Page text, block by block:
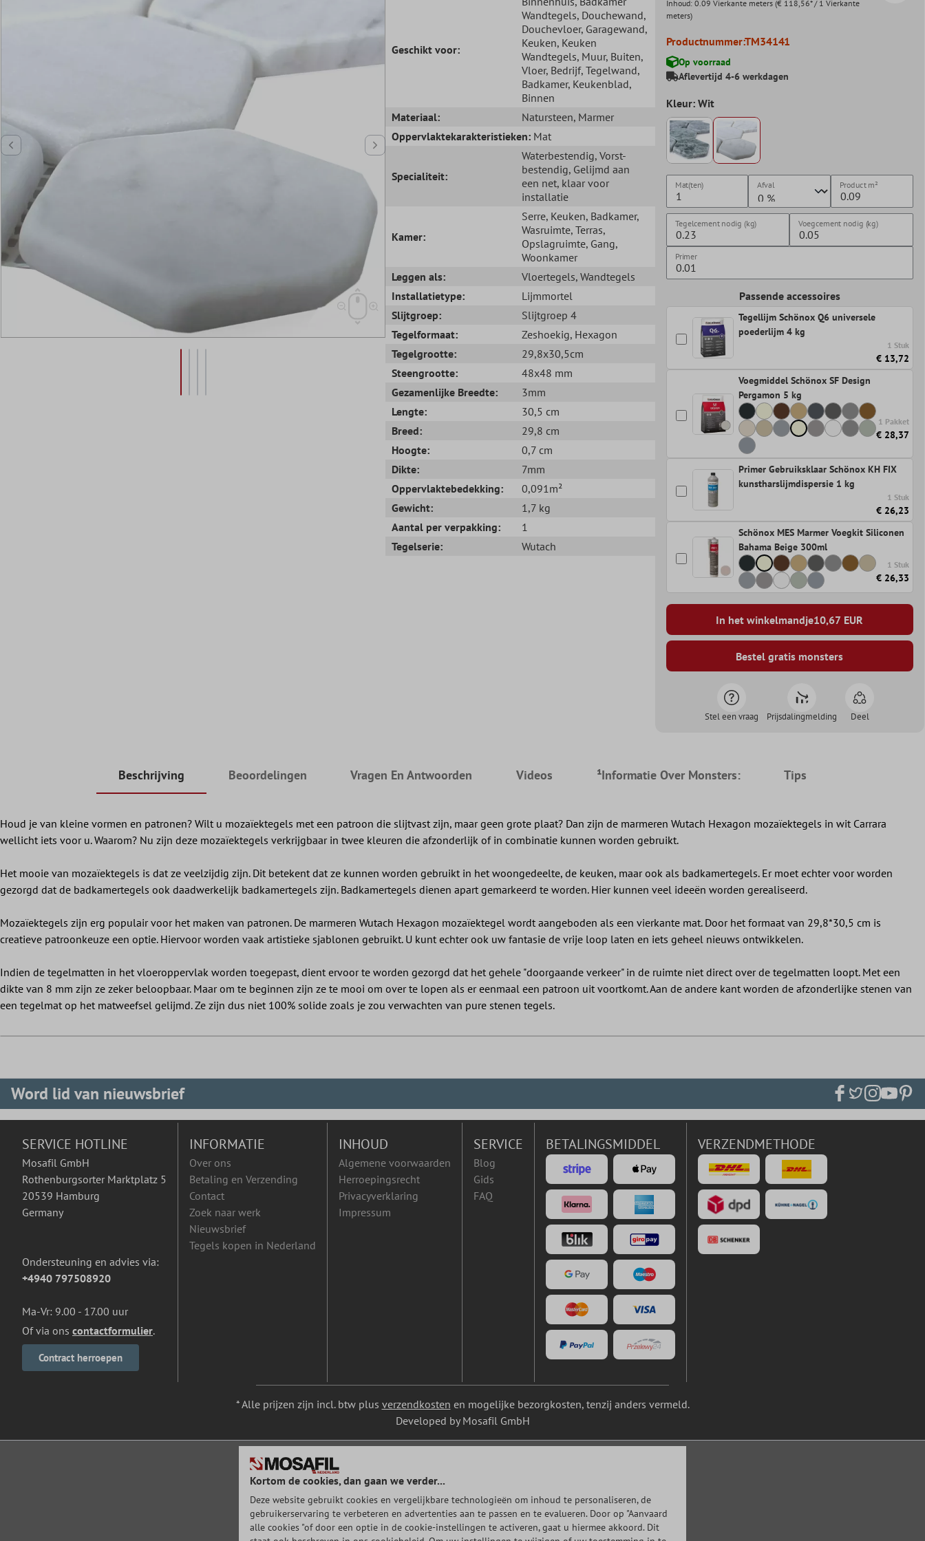
Geschikt voor:
Wandtegels, Douchewand,
Douchevloer, Garagewand,
Keuken, Keuken
Wandtegels, Muur, Buiten,
Vloer, Bedrijf, Tegelwand,
Badkamer, Keukenblad,
Binnen
Materiaal:
Natursteen, Marmer
Oppervlaktekarakteristieken: Mat
Specialiteit:
Waterbestendig, Vorst-
bestendig, Gelijmd aan
een net, klaar voor
installatie
Kamer:
Serre, Keuken, Badkamer,
Wasruimte, Terras,
Opslagruimte, Gang,
Woonkamer
Leggen als:
Vloertegels, Wandtegels
Installatietype:
Lijmmortel
Slijtgroep:
Slijtgroep 4
Tegelformaat:
Zeshoekig, Hexagon
Tegelgrootte:
29,8x30,5cm
Steengrootte:
48x48 mm
Gezamenlijke Breedte:
3mm
Lengte:
30,5 cm
Breed:
29,8 cm
Hoogte:
0,7 cm
Dikte:
7mm
Oppervlaktebedekking:
0,091m²
Gewicht:
1,7 kg
Aantal per verpakking:
1
Tegelserie:
Wutach
Inhoud: 0.09 Vierkante meters (€ 118,56* / 1 Vierkante
meters)
Productnummer:TM34141
Op voorraad
Aflevertijd 4-6 werkdagen
Kleur: Wit
Mat(ten) Afval Productm²
Tegelcement nodig (kg) Voegcement nodig (kg)
Primer
Passende accessoires
Tegellijm Schönox Q6 universele
poederlijm 4 kg
1 Stuk
€ 13,72
Voegmiddel Schönox SF Design
Pergamon 5 kg
1 Pakket
€ 28,37
Primer Gebruiksklaar Schönox KH FIX
kunstharslijmdispersie 1 kg
1 Stuk
€ 26,23
Schönox MES Marmer Voegkit Siliconen
Bahama Beige 300ml
1 Stuk
€ 26,33
In het winkelmandje10,67 EUR
Bestel gratis monsters
Stel een vraag Prijsdalingmelding Deel
Beschrijving Beoordelingen Vragen En Antwoorden Videos ¹Informatie Over Monsters: Tips
Houd je van kleine vormen en patronen? Wilt u mozaïektegels met een patroon die slijtvast zijn, maar geen grote plaat? Dan zijn de marmeren Wutach Hexagon mozaïektegels in wit Carrara
wellicht iets voor u. Waarom? Nu zijn deze mozaïektegels verkrijgbaar in twee kleuren die afzonderlijk of in combinatie kunnen worden gebruikt.
Het mooie van mozaïektegels is dat ze veelzijdig zijn. Dit betekent dat ze kunnen worden gebruikt in het woongedeelte, de keuken, maar ook als badkamertegels. Er moet echter voor worden
gezorgd dat de badkamertegels ook daadwerkelijk badkamertegels zijn. Badkamertegels dienen apart gemarkeerd te worden. Hier kunnen veel ideeën worden gerealiseerd.
Mozaïektegels zijn erg populair voor het maken van patronen. De marmeren Wutach Hexagon mozaïektegel wordt aangeboden als een vierkante mat. Door het formaat van 29,8*30,5 cm is
creatieve patroonkeuze een optie. Hiervoor worden vaak artistieke sjablonen gebruikt. U kunt echter ook uw fantasie de vrije loop laten en iets geheel nieuws ontwikkelen.
Indien de tegelmatten in het vloeroppervlak worden toegepast, dient ervoor te worden gezorgd dat het gehele "doorgaande verkeer" in de ruimte niet direct over de tegelmatten loopt. Met een
dikte van 8 mm zijn ze zeker beloopbaar. Maar om te beginnen zijn ze te mooi om over te lopen als er eenmaal een patroon uit voortkomt. Aan de andere kant worden de afzonderlijke stenen van
een tegelmat op het matweefsel gelijmd. Ze zijn dus niet 100% solide zoals je zou verwachten van pure stenen tegels.
Word lid van nieuwsbrief
SERVICE HOTLINE
Mosafil GmbH
Rothenburgsorter Marktplatz 5
20539 Hamburg
Germany
Ondersteuning en advies via:
+4940 797508920
Ma-Vr: 9.00 - 17.00 uur
Of via ons contactformulier.
Contract herroepen
INFORMATIE
Over ons
Betaling en Verzending
Contact
Zoek naar werk
Nieuwsbrief
Tegels kopen in Nederland
INHOUD
Algemene voorwaarden
Herroepingsrecht
Privacyverklaring
Impressum
SERVICE
Blog
Gids
FAQ
BETALINGSMIDDEL VERZENDMETHODE
* Alle prijzen zijn incl. btw plus verzendkosten en mogelijke bezorgkosten, tenzij anders vermeld.
Developed by Mosafil GmbH
Kortom de cookies, dan gaan we verder...
Deze website gebruikt cookies en vergelijkbare technologieën om inhoud te personaliseren, de
gebruikerservaring te verbeteren en advertenties aan te passen en te evalueren. Door op "Aanvaard
alle cookies "of door een optie in de cookie-instellingen te activeren, gaat u hiermee akkoord. Dit